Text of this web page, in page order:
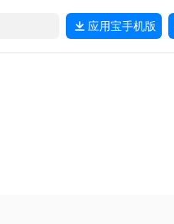
应用宝手机版